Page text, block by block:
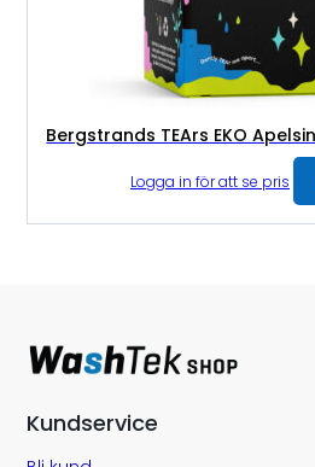
Bergstrands TEArs EKO
Logga in för att se pris
Kundservice